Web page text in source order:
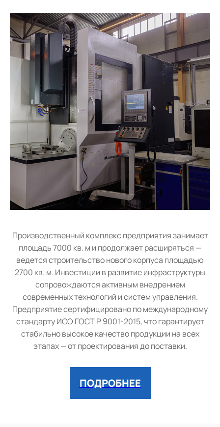
Производственный комплекс предприятия занимает
площадь 7000 кв. м и продолжает расширяться —
ведется строительство нового корпуса площадью
2700 кв. м. Инвестиции в развитие инфраструктуры
сопровождаются активным внедрением
современных технологий и систем управления.
Предприятие сертифицировано по международному
стандарту ИСО ГОСТ Р 9001-2015, что гарантирует
стабильно высокое качество продукции на всех
этапах — от проектирования до поставки.
ПОДРОБНЕЕ